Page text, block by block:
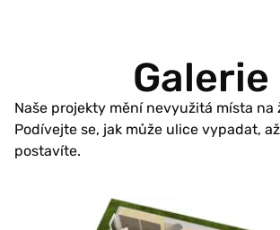
Galerie
Naše projekty mění nevyužitá místa na
Podívejte se, jak může ulice vypadat,
postavíte.